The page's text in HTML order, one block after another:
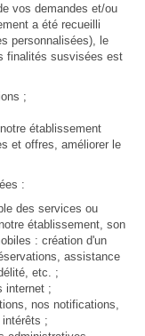
vos demandes et/ou
a été recueilli
personnalisées), le
finalités susvisées est
;
établissement
et offres, améliorer le
:
des services ou
établissement, son
: création d'un
assistance
etc. ;
internet ;
nos notifications,
;